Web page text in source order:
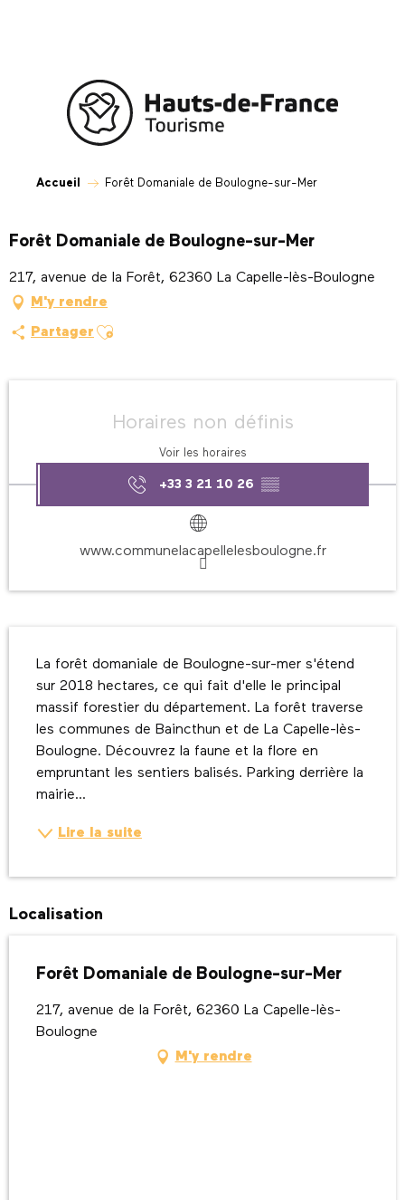
Accueil Forêt Domaniale de Boulogne-sur-Mer
Forêt Domaniale de Boulogne-sur-Mer
217, avenue de la Forêt, 62360 La Capelle-lès-Boulogne
M'y rendre
Partager Ajouter aux favoris
Horaires non définis
Voir les horaires
+33 3 21 10 26 ▒▒
www.communelacapellelesboulogne.fr
La forêt domaniale de Boulogne-sur-mer s'étend
sur 2018 hectares, ce qui fait d'elle le principal
massif forestier du département. La forêt traverse
les communes de Baincthun et de La Capelle-lès-
Boulogne. Découvrez la faune et la flore en
empruntant les sentiers balisés. Parking derrière la
mairie...
Lire la suite
Localisation
Forêt Domaniale de Boulogne-sur-Mer
217, avenue de la Forêt, 62360 La Capelle-lès-
Boulogne
M'y rendre